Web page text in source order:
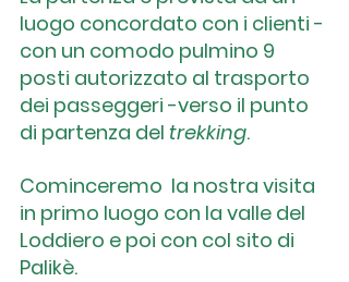
luogo concordato con i clienti -
con un comodo pulmino 9
posti autorizzato al trasporto
dei passeggeri -verso il punto
di partenza del trekking.
Cominceremo  la nostra visita
in primo luogo con la valle del
Loddiero e poi con col sito di
Palikè.